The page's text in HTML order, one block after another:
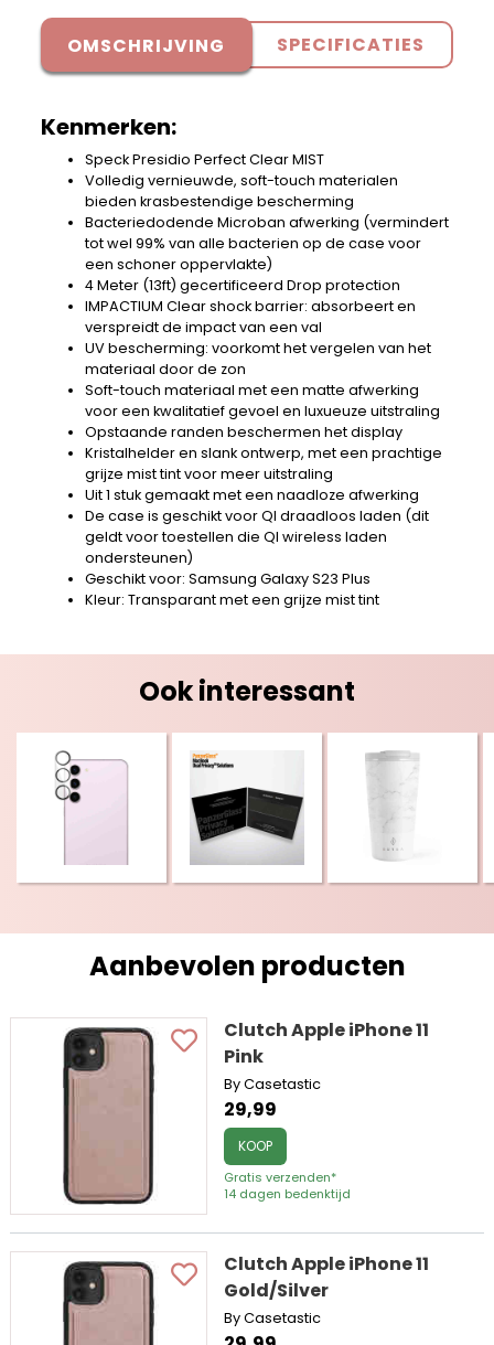
OMSCHRIJVING SPECIFICATIES
Kenmerken:
Speck Presidio Perfect Clear MIST
Volledig vernieuwde, soft-touch materialen
bieden krasbestendige bescherming
Bacteriedodende Microban afwerking (vermindert
tot wel 99% van alle bacterien op de case voor
een schoner oppervlakte)
4 Meter (13ft) gecertificeerd Drop protection
IMPACTIUM Clear shock barrier: absorbeert en
verspreidt de impact van een val
UV bescherming: voorkomt het vergelen van het
materiaal door de zon
Soft-touch materiaal met een matte afwerking
voor een kwalitatief gevoel en luxueuze uitstraling
Opstaande randen beschermen het display
Kristalhelder en slank ontwerp, met een prachtige
grijze mist tint voor meer uitstraling
Uit 1 stuk gemaakt met een naadloze afwerking
De case is geschikt voor QI draadloos laden (dit
geldt voor toestellen die QI wireless laden
ondersteunen)
Geschikt voor: Samsung Galaxy S23 Plus
Kleur: Transparant met een grijze mist tint
Ook interessant
Aanbevolen producten
Clutch Apple iPhone 11
Pink
By Casetastic
29,99
KOOP
Gratis verzenden*
14 dagen bedenktijd
Clutch Apple iPhone 11
Gold/Silver
By Casetastic